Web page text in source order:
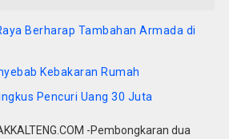
Berharap Tambahan Armada di
Kebakaran Rumah
Pencuri Uang 30 Juta
-Pembongkaran dua